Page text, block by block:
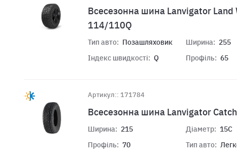
Всесезонна шина Lanvigator
114/110Q
Тип авто: Позашляховик
Індекс швидкості: Q
Ширина: 255
Профіль: 65
Артикул:: 171784
Всесезонна шина Lanvigator
Ширина: 215
Профіль: 70
Діаметр: 15C
Тип авто: